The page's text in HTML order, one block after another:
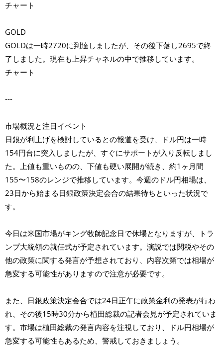
チャート
GOLD
GOLDは一時2720に到達しましたが、その後下落し2695で終
了しました。現在も上昇チャネルの中で推移しています。
チャート
---
市場概況と注目イベント
日銀が利上げを検討しているとの報道を受け、ドル円は一時
154円台に突入しましたが、すぐにサポートが入り反転しまし
た。上値も重いものの、下値も硬い展開が続き、約1ヶ月間
155〜158のレンジで推移しています。今週のドル円相場は、
23日から始まる日銀政策決定会合の結果待ちといった状況で
す。
今日は米国市場がキング牧師記念日で休場となりますが、トラ
ンプ大統領の就任式が予定されています。演説では関税やその
他の政策に関する発言が予想されており、内容次第では相場が
急変する可能性がありますので注意が必要です。
また、日銀政策決定会合では24日正午に政策金利の発表が行わ
れ、その後15時30分から植田総裁の記者会見が予定されていま
す。市場は植田総裁の発言内容を注視しており、ドル円相場が
急変する可能性もあるため、警戒しておきましょう。